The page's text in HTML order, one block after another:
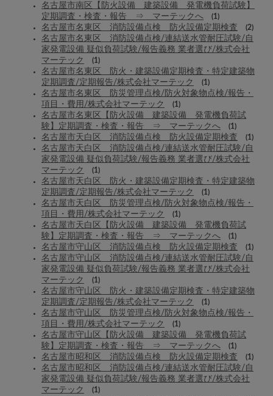
名古屋市南区【防火設備 建築設備 発電機負荷試験】
定期調査・検査・報告 ⇒ マーテックへ
(1)
名古屋市名東区 消防設備点検 防火設備定期検査 (2)
名古屋市名東区 消防設備点検/連結送水管耐圧試験/自
家発電設備 疑似負荷試験/報告義務 業者選び/株式会社
マーテック
(1)
名古屋市名東区 防火・建築設備定期検査・特定建築物
定期調査/定期報告/株式会社マーテック
(1)
名古屋市名東区 防災管理点検/防火対象物点検/報告・
項目・費用/株式会社マーテック
(1)
名古屋市名東区【防火設備 建築設備 発電機負荷試
験】定期調査・検査・報告 ⇒ マーテックへ
(1)
名古屋市天白区 消防設備点検 防火設備定期検査 (1)
名古屋市天白区 消防設備点検/連結送水管耐圧試験/自
家発電設備 疑似負荷試験/報告義務 業者選び/株式会社
マーテック
(1)
名古屋市天白区 防火・建築設備定期検査・特定建築物
定期調査/定期報告/株式会社マーテック
(1)
名古屋市天白区 防災管理点検/防火対象物点検/報告・
項目・費用/株式会社マーテック
(1)
名古屋市天白区【防火設備 建築設備 発電機負荷試
験】定期調査・検査・報告 ⇒ マーテックへ
(1)
名古屋市守山区 消防設備点検 防火設備定期検査 (1)
名古屋市守山区 消防設備点検/連結送水管耐圧試験/自
家発電設備 疑似負荷試験/報告義務 業者選び/株式会社
マーテック
(1)
名古屋市守山区 防火・建築設備定期検査・特定建築物
定期調査/定期報告/株式会社マーテック
(1)
名古屋市守山区 防災管理点検/防火対象物点検/報告・
項目・費用/株式会社マーテック
(1)
名古屋市守山区【防火設備 建築設備 発電機負荷試
験】定期調査・検査・報告 ⇒ マーテックへ
(1)
名古屋市昭和区 消防設備点検 防火設備定期検査 (1)
名古屋市昭和区 消防設備点検/連結送水管耐圧試験/自
家発電設備 疑似負荷試験/報告義務 業者選び/株式会社
マーテック
(1)